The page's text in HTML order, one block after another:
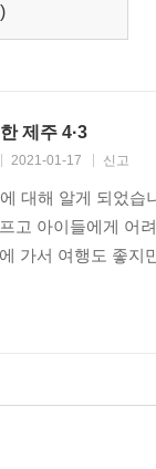
제주 4·3
2021-01-17 신고
대해 알게 되었
고 아이들에게 어
가서 여행도 좋